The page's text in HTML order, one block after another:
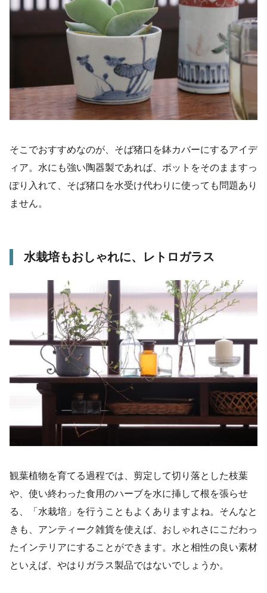
そこでおすすめなのが、そば猪口を鉢カバーにするアイデ
ィア。水にも強い陶器製であれば、ポットをそのまますっ
ぽり入れて、そば猪口を水受け代わりに使っても問題あり
ません。
水栽培もおしゃれに、レトロガラス
観葉植物を育てる過程では、剪定して切り落とした枝葉
や、使い終わった食用のハーブを水に挿して根を張らせ
る、「水栽培」を行うこともよくありますよね。そんなと
きも、アンティーク雑貨を使えば、おしゃれさにこだわっ
たインテリアにすることができます。水と相性の良い素材
といえば、やはりガラス製品ではないでしょうか。